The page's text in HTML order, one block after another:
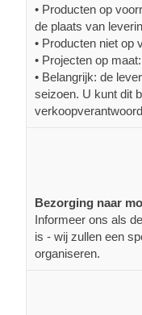
• Producten op
de plaats van
• Producten niet op
• Projecten op
• Belangrijk: de
seizoen. U kunt dit
Bezorging naar
Informeer ons als
is - wij zullen een
organiseren.